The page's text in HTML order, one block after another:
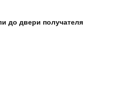
до двери получателя